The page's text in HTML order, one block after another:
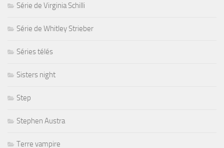
Série de Virginia Schilli
Série de Whitley Strieber
Séries télés
Sisters night
Step
Stephen Austra
Terre vampire